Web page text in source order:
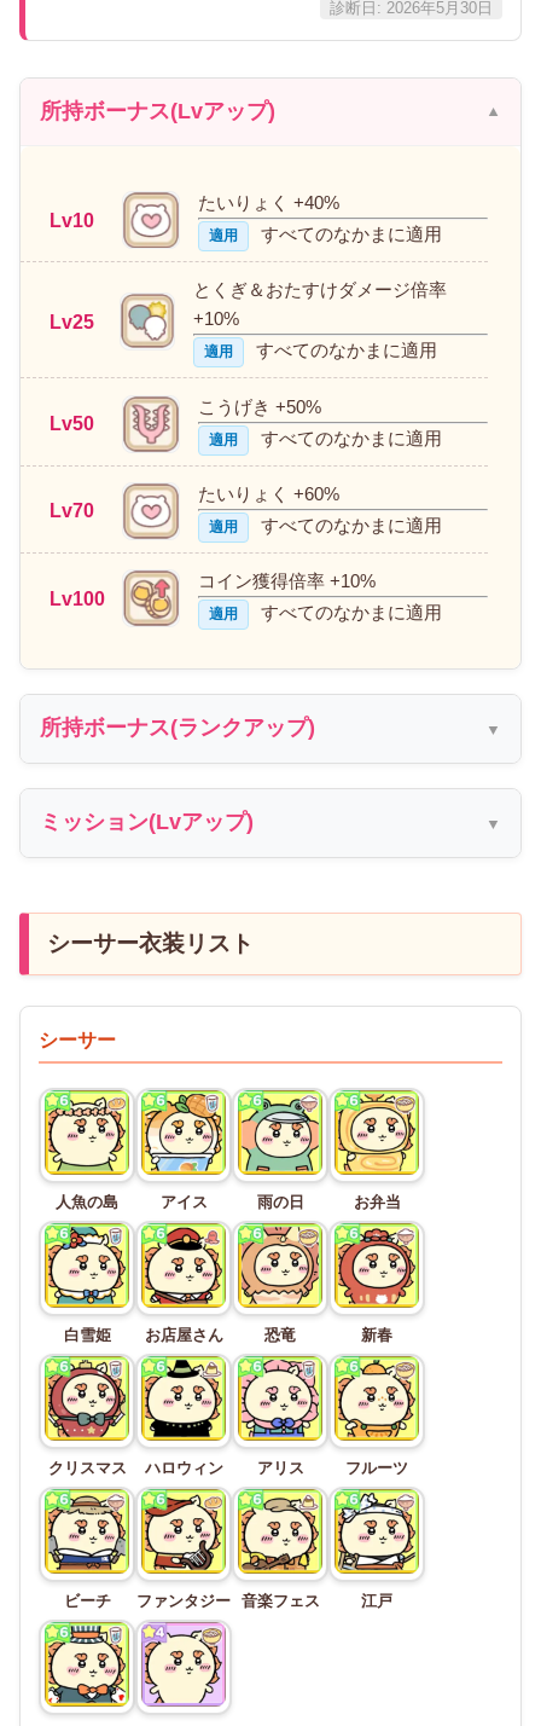
診断日: 2026年5月30日
所持ボーナス(Lvアップ)
Lv10
たいりょく +40%
適用 すべてのなかまに適用
Lv25
とくぎ＆おたすけダメージ倍率
+10%
適用 すべてのなかまに適用
Lv50
こうげき +50%
適用 すべてのなかまに適用
Lv70
たいりょく +60%
適用 すべてのなかまに適用
Lv100
コイン獲得倍率 +10%
適用 すべてのなかまに適用
所持ボーナス(ランクアップ)
ミッション(Lvアップ)
シーサー衣装リスト
シーサー
人魚の島 アイス 雨の日 お弁当
白雪姫 お店屋さん 恐竜 新春
クリスマス ハロウィン アリス フルーツ
ビーチ ファンタジー 音楽フェス 江戸